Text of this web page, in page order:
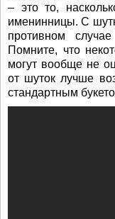
– это то,
именинницы. С
противном
Помните, что
могут вообще не
от шуток лучше
стандартным